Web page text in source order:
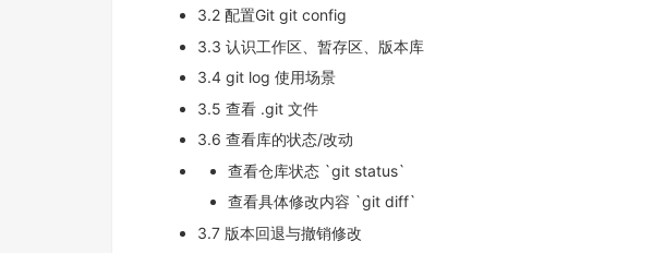
3.2 配置Git git config
3.3 认识工作区、暂存区、版本库
3.4 git log 使用场景
3.5 查看 .git 文件
3.6 查看库的状态/改动
查看仓库状态 `git status`
查看具体修改内容 `git diff`
3.7 版本回退与撤销修改